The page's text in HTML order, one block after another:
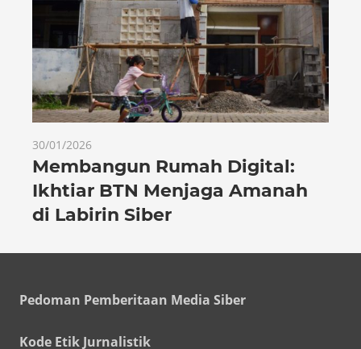
30/01/2026
Membangun Rumah Digital:
Ikhtiar BTN Menjaga Amanah
di Labirin Siber
Pedoman Pemberitaan Media Siber
Kode Etik Jurnalistik